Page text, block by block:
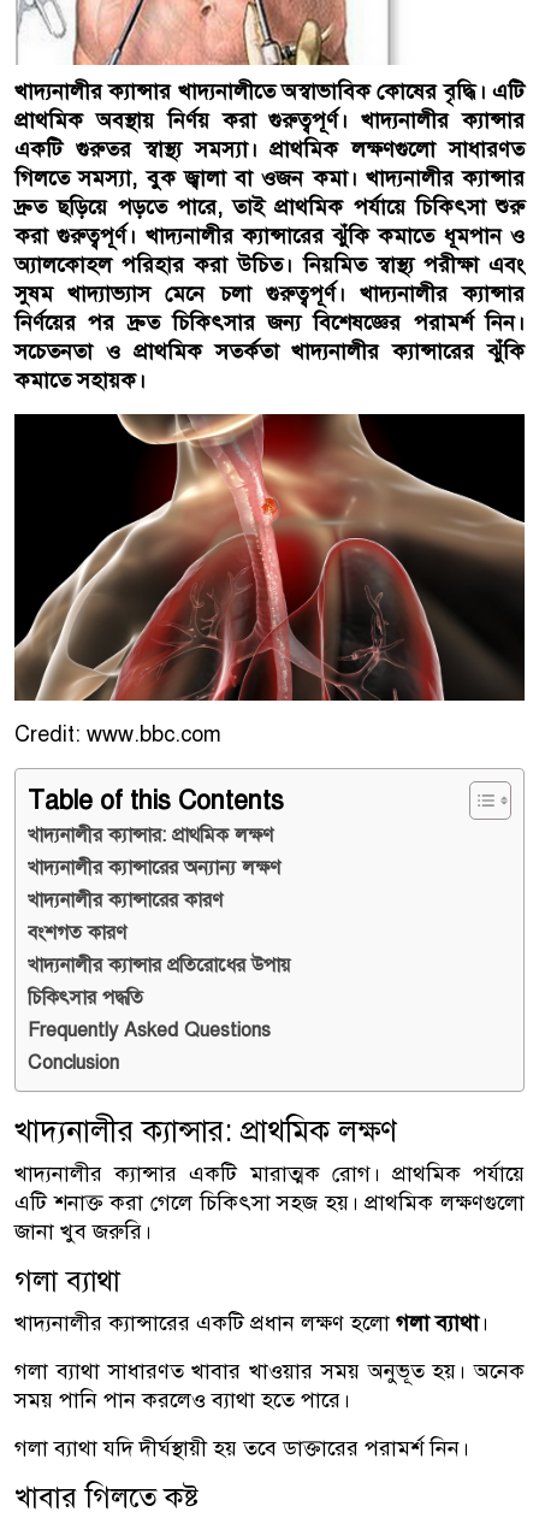
খাদ্যনালীর ক্যান্সার খাদ্যনালীতে অস্বাভাবিক কোষের বৃদ্ধি। এটি
প্রাথমিক অবস্থায় নির্ণয় করা গুরুত্বপূর্ণ। খাদ্যনালীর ক্যান্সার
একটি গুরুতর স্বাস্থ্য সমস্যা। প্রাথমিক লক্ষণগুলো সাধারণত
গিলতে সমস্যা, বুক জ্বালা বা ওজন কমা। খাদ্যনালীর ক্যান্সার
দ্রুত ছড়িয়ে পড়তে পারে, তাই প্রাথমিক পর্যায়ে চিকিৎসা শুরু
করা গুরুত্বপূর্ণ। খাদ্যনালীর ক্যান্সারের ঝুঁকি কমাতে ধূমপান ও
অ্যালকোহল পরিহার করা উচিত। নিয়মিত স্বাস্থ্য পরীক্ষা এবং
সুষম খাদ্যাভ্যাস মেনে চলা গুরুত্বপূর্ণ। খাদ্যনালীর ক্যান্সার
নির্ণয়ের পর দ্রুত চিকিৎসার জন্য বিশেষজ্ঞের পরামর্শ নিন।
সচেতনতা ও প্রাথমিক সতর্কতা খাদ্যনালীর ক্যান্সারের ঝুঁকি
কমাতে সহায়ক।
Credit: www.bbc.com
Table of this Contents
খাদ্যনালীর ক্যান্সার: প্রাথমিক লক্ষণ
খাদ্যনালীর ক্যান্সারের অন্যান্য লক্ষণ
খাদ্যনালীর ক্যান্সারের কারণ
বংশগত কারণ
খাদ্যনালীর ক্যান্সার প্রতিরোধের উপায়
চিকিৎসার পদ্ধতি
Frequently Asked Questions
Conclusion
খাদ্যনালীর ক্যান্সার: প্রাথমিক লক্ষণ
খাদ্যনালীর ক্যান্সার একটি মারাত্মক রোগ। প্রাথমিক পর্যায়ে
এটি শনাক্ত করা গেলে চিকিৎসা সহজ হয়। প্রাথমিক লক্ষণগুলো
জানা খুব জরুরি।
গলা ব্যাথা
খাদ্যনালীর ক্যান্সারের একটি প্রধান লক্ষণ হলোগলা ব্যাথা।
গলা ব্যাথা সাধারণত খাবার খাওয়ার সময় অনুভূত হয়। অনেক
সময় পানি পান করলেও ব্যাথা হতে পারে।
গলা ব্যাথা যদি দীর্ঘস্থায়ী হয় তবে ডাক্তারের পরামর্শ নিন।
খাবার গিলতে কষ্ট